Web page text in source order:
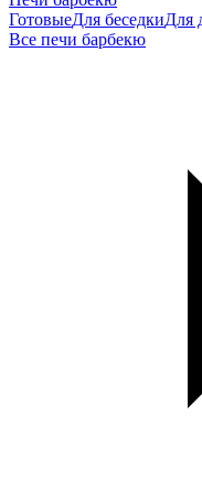
ГотовыеДля беседкиДля
Все печи барбекю